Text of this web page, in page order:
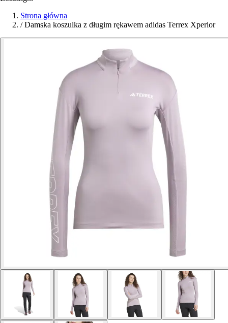
Strona główna
/ Damska koszulka z długim rękawem adidas Terrex Xperior